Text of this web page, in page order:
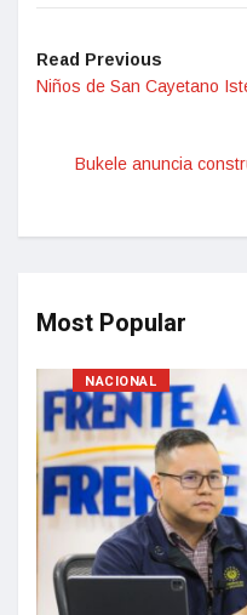
Read Previous
Niños de San Cayetano
Bukele anuncia
Most Popular
NACIONAL